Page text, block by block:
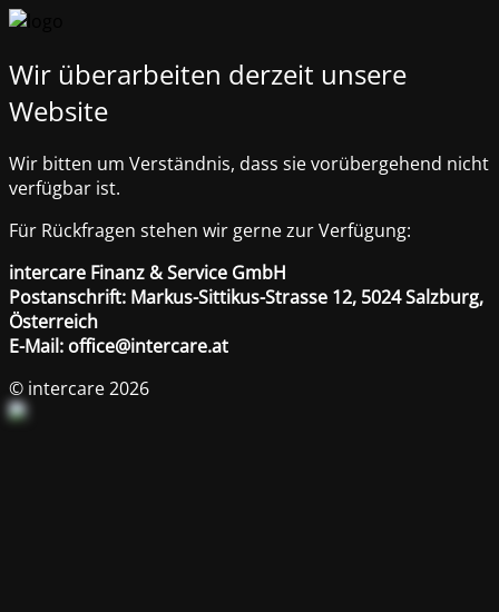
Wir überarbeiten derzeit unsere
Website
Wir bitten um Verständnis, dass sie vorübergehend nicht
verfügbar ist.
Für Rückfragen stehen wir gerne zur Verfügung:
intercare Finanz & Service GmbH
Postanschrift: Markus-Sittikus-Strasse 12, 5024 Salzburg,
Österreich
E-Mail: office@intercare.at
© intercare 2026